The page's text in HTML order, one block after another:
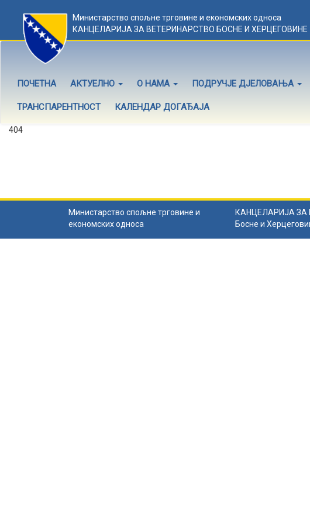
Министарство спољне трговине и економских односа
КАНЦЕЛАРИЈА ЗА ВЕТЕРИНАРСТВО БОСНЕ И ХЕРЦЕГОВИНЕ
ПОЧЕТНА АКТУЕЛНО О НАМА ПОДРУЧЈЕ ДЈЕЛОВАЊА
ТРАНСПАРЕНТНОСТ КАЛЕНДАР ДОГАЂАЈА
404
Министарство спољне трговине и
економских односа
КАНЦЕЛАРИЈА ЗА
Босне и